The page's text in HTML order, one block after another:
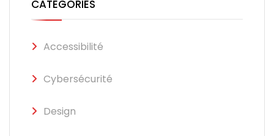
CATÉGORIES
Accessibilité
Cybersécurité
Design